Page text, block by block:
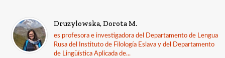
Druzylowska, Dorota M.
es profesora e investigadora del Departamento de Lengua
Rusa del Instituto de Filología Eslava y del Departamento
de Lingüística Aplicada de...